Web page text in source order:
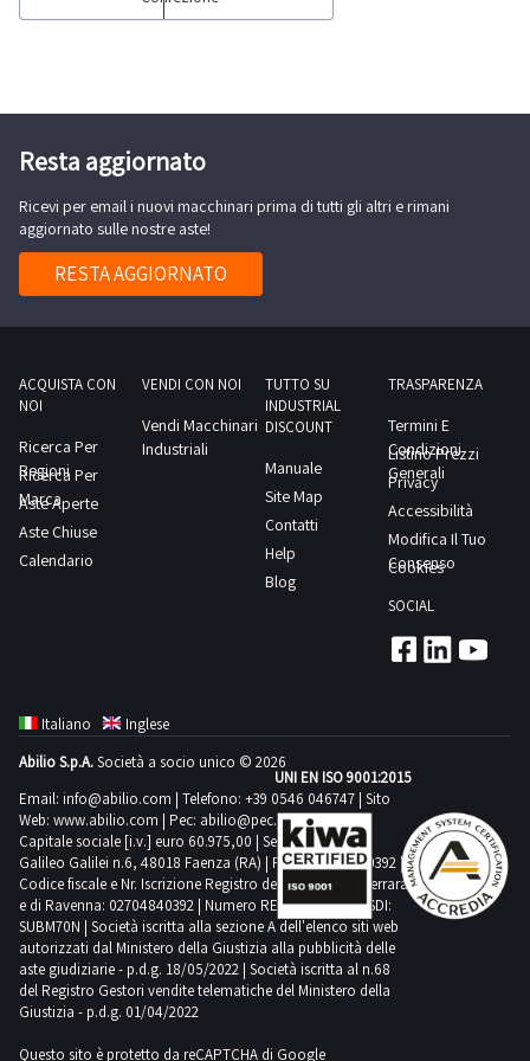
svolgimento
di
dal
giorno
concordato:
1
giorno
verde
n.
1
macchinario
&
C,
modello
450NOTE
PER
tempistica
massima
prevista
per
lo
svolgimento
delle
attività
di
industriale
“2
aghi”
Rimoldi
n.
261-
11-
01;-
industriale
macchina
industriale
tipo
“Tagli
e
cuci”
WG
Willcox
&
Gibbs
Resta aggiornato
Ricevi per email i nuovi macchinari prima di tutti gli altri e rimani
aggiornato sulle nostre aste!
RESTA AGGIORNATO
ACQUISTA CON
NOI
Ricerca Per
Regioni
Ricerca Per
Marca
Aste Aperte
Aste Chiuse
Calendario
VENDI CON NOI
Vendi Macchinari
Industriali
TUTTO SU
INDUSTRIAL
DISCOUNT
Manuale
Site Map
Contatti
Help
Blog
TRASPARENZA
Termini E
Condizioni
Generali
Listino Prezzi
Privacy
Accessibilità
Modifica Il Tuo
Consenso
Cookies
SOCIAL
Italiano
Inglese
Abilio S.p.A.Società a socio unico © 2026
Email: info@abilio.com | Telefono: +39 0546 046747 | Sito
Web: www.abilio.com | Pec: abilio@pec.illimity.com
Capitale sociale [i.v.] euro 60.975,00 | Sede legale in Via
Galileo Galilei n.6, 48018 Faenza (RA) | P.IVA: 02704840392 |
Codice fiscale e Nr. Iscrizione Registro delle Imprese di Ferrara
e di Ravenna: 02704840392 | Numero REA RA 224830 | SDI:
SUBM70N | Società iscritta alla sezione A dell'elenco siti web
autorizzati dal Ministero della Giustizia alla pubblicità delle
aste giudiziarie - p.d.g. 18/05/2022 | Società iscritta al n.68
del Registro Gestori vendite telematiche del Ministero della
Giustizia - p.d.g. 01/04/2022
Questo sito è protetto da reCAPTCHA di Google
UNI EN ISO 9001:2015